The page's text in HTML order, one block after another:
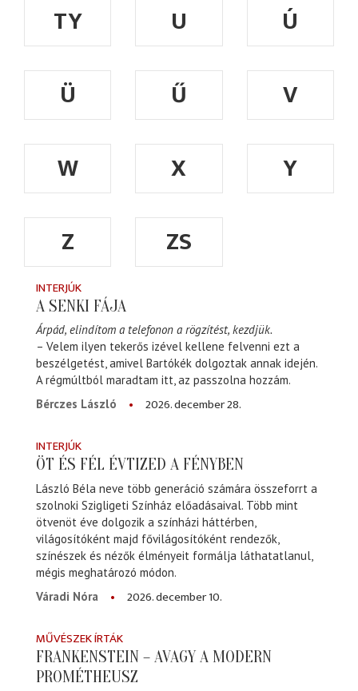
TY U
Ú
Ü
Ű
V
W
X
Y
Z
ZS
INTERJÚK
A SENKI FÁJA
Árpád, elindítom a telefonon a rögzítést, kezdjük.
– Velem ilyen tekerős izével kellene felvenni ezt a
beszélgetést, amivel Bartókék dolgoztak annak idején.
A régmúltból maradtam itt, az passzolna hozzám.
Bérczes László
2026. december 28.
INTERJÚK
ÖT ÉS FÉL ÉVTIZED A FÉNYBEN
László Béla neve több generáció számára összeforrt a
szolnoki Szigligeti Színház előadásaival. Több mint
ötvenöt éve dolgozik a színházi háttérben,
világosítóként majd fővilágosítóként rendezők,
színészek és nézők élményeit formálja láthatatlanul,
mégis meghatározó módon.
Váradi Nóra
2026. december 10.
MŰVÉSZEK ÍRTÁK
FRANKENSTEIN – AVAGY A MODERN
PROMÉTHEUSZ